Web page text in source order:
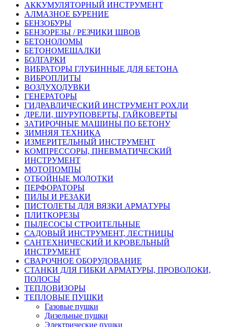
АККУМУЛЯТОРНЫЙ ИНСТРУМЕНТ
АЛМАЗНОЕ БУРЕНИЕ
БЕНЗОБУРЫ
БЕНЗОРЕЗЫ / РЕЗЧИКИ ШВОВ
БЕТОНОЛОМЫ
БЕТОНОМЕШАЛКИ
БОЛГАРКИ
ВИБРАТОРЫ ГЛУБИННЫЕ ДЛЯ БЕТОНА
ВИБРОПЛИТЫ
ВОЗДУХОДУВКИ
ГЕНЕРАТОРЫ
ГИДРАВЛИЧЕСКИЙ ИНСТРУМЕНТ РОХЛИ
ДРЕЛИ, ШУРУПОВЕРТЫ, ГАЙКОВЕРТЫ
ЗАТИРОЧНЫЕ МАШИНЫ ПО БЕТОНУ
ЗИМНЯЯ ТЕХНИКА
ИЗМЕРИТЕЛЬНЫЙ ИНСТРУМЕНТ
КОМПРЕССОРЫ, ПНЕВМАТИЧЕСКИЙ
ИНСТРУМЕНТ
МОТОПОМПЫ
ОТБОЙНЫЕ МОЛОТКИ
ПЕРФОРАТОРЫ
ПИЛЫ И РЕЗАКИ
ПИСТОЛЕТЫ ДЛЯ ВЯЗКИ АРМАТУРЫ
ПЛИТКОРЕЗЫ
ПЫЛЕСОСЫ СТРОИТЕЛЬНЫЕ
САДОВЫЙ ИНСТРУМЕНТ, ЛЕСТНИЦЫ
САНТЕХНИЧЕСКИЙ И КРОВЕЛЬНЫЙ
ИНСТРУМЕНТ
СВАРОЧНОЕ ОБОРУДОВАНИЕ
СТАНКИ ДЛЯ ГИБКИ АРМАТУРЫ, ПРОВОЛОКИ,
ПОЛОСЫ
ТЕПЛОВИЗОРЫ
ТЕПЛОВЫЕ ПУШКИ
Газовые пушки
Дизельные пушки
Электрические пушки